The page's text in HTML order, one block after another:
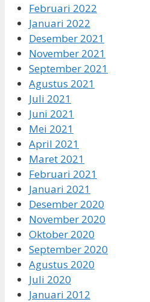
Februari 2022
Januari 2022
Desember 2021
November 2021
September 2021
Agustus 2021
Juli 2021
Juni 2021
Mei 2021
April 2021
Maret 2021
Februari 2021
Januari 2021
Desember 2020
November 2020
Oktober 2020
September 2020
Agustus 2020
Juli 2020
Januari 2012